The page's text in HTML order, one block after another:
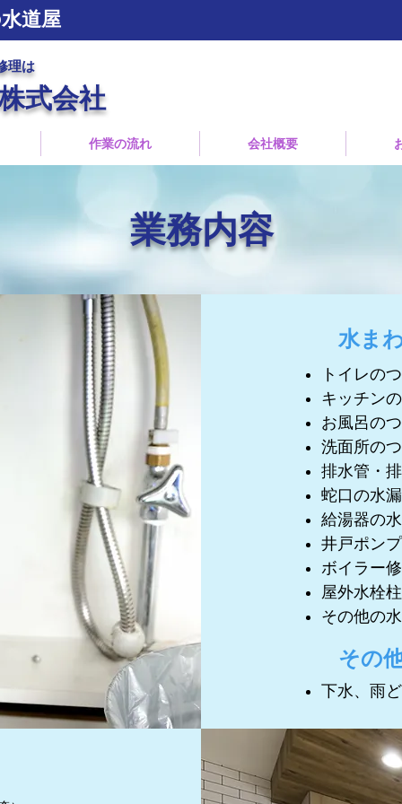
道屋
理は
式会社
作業の流れ 会社概要
業務内容
水ま
トイレの
キッチン
お風呂の
洗面所の
排水管・
蛇口の水
給湯器の
井戸ポン
ボイラー
屋外水栓
その他の
その
下水、雨